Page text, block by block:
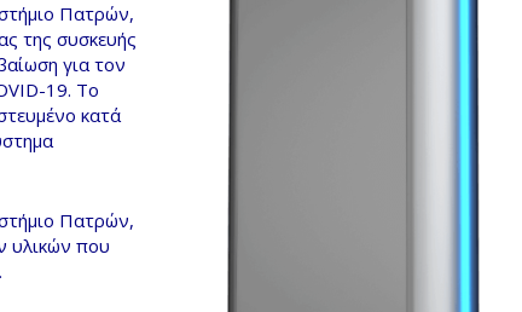
Πατρών,
της συσκευής
για τον
19. Το
κατά
Πατρών,
υλικών που